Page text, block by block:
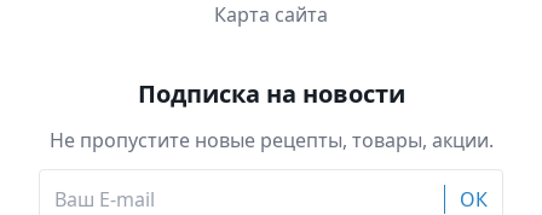
Карта сайта
Подписка на новости
Не пропустите новые рецепты, товары, акции.
ОК